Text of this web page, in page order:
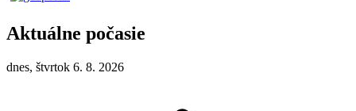
Aktuálne počasie
dnes, štvrtok 6. 8. 2026